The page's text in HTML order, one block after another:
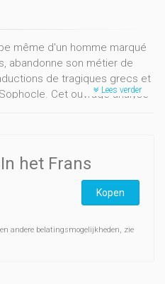
même d'un homme marqué
abandonne son métier de
de tragiques grecs et
Cet ouvrage analyse
Lees verder
het Frans
Kopen
andere belatingsmogelijkheden, zie